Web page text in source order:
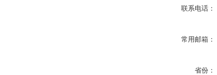
联系电话：
常用邮箱：
省份：